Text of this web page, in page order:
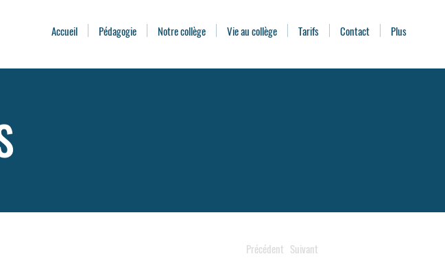
Accueil Pédagogie Notre collège Vie au collège Tarifs Contact Plus
Précédent Suivant